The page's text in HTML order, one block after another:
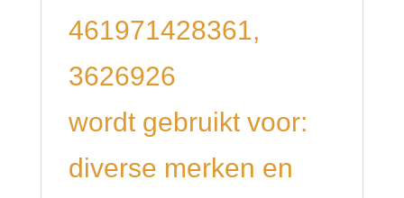
461971428361,
3626926
wordt gebruikt voor:
diverse merken en